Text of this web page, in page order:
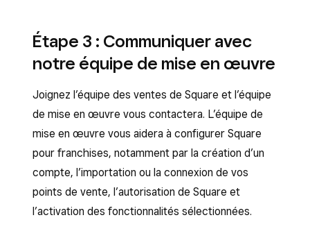
Étape 3 : Communiquer avec
notre équipe de mise en œuvre
Joignez l’équipe des ventes de Square et l’équipe
de mise en œuvre vous contactera. L’équipe de
mise en œuvre vous aidera à configurer Square
pour franchises, notamment par la création d’un
compte, l’importation ou la connexion de vos
points de vente, l’autorisation de Square et
l’activation des fonctionnalités sélectionnées.